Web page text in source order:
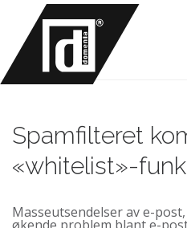
Spamfilteret
«whitelist»-
Masseutsendelser av e-